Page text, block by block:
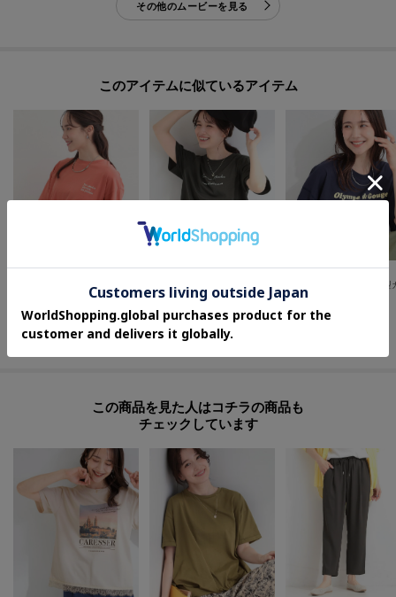
その他のムービーを見る
このアイテムに似ているアイテム
SHOO・LA・RUE
20%OFF
さらに10%OFF
SHOO・LA・RUE
【ひんやり/S-LL/洗濯機可】真夏に着たい 大人のベーシックカラープリントTシャツ
¥ 1,989
さらに10%OFF
SHOO・LA・RUE
¥2,391
20%OFF
この商品を見た人はコチラの商品も
チェックしています